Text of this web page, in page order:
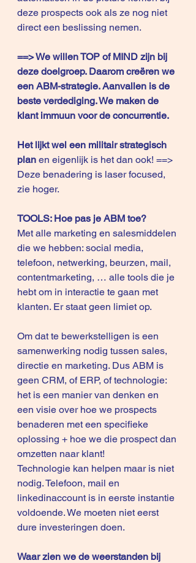
deze prospects ook als ze nog niet
direct een beslissing nemen.
==> We willen TOP of MIND zijn bij
deze doelgroep. Daarom creëren we
een ABM-strategie. Aanvallen is de
beste verdediging. We maken de
klant immuun voor de concurrentie.
Het lijkt wel een militair strategisch
plan en eigenlijk is het dan ook! ==>
Deze benadering is laser focused,
zie hoger.
TOOLS: Hoe pas je ABM toe?
Met alle marketing en salesmiddelen
die we hebben: social media,
telefoon, netwerking, beurzen, mail,
contentmarketing, … alle tools die je
hebt om in interactie te gaan met
klanten. Er staat geen limiet op.
Om dat te bewerkstelligen is een
samenwerking nodig tussen sales,
directie en marketing. Dus ABM is
geen CRM, of ERP, of technologie:
het is een manier van denken en
een visie over hoe we prospects
benaderen met een specifieke
oplossing + hoe we die prospect dan
omzetten naar klant!
Technologie kan helpen maar is niet
nodig. Telefoon, mail en
linkedinaccount is in eerste instantie
voldoende. We moeten niet eerst
dure investeringen doen.
Waar zien we de weerstanden bij